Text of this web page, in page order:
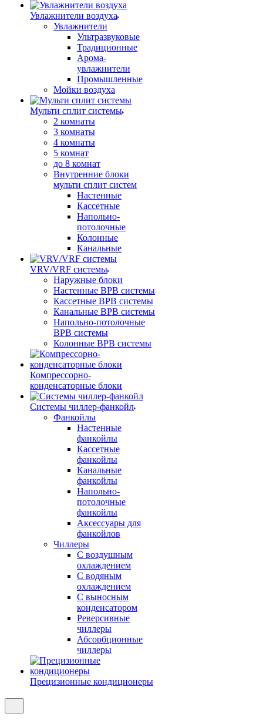
Увлажнители воздуха
Увлажнители
Ультразвуковые
Традиционные
Арома-
увлажнители
Промышленные
Мойки воздуха
Мульти сплит системы
2 комнаты
3 комнаты
4 комнаты
5 комнат
до 8 комнат
Внутренние блоки
мульти сплит систем
Настенные
Кассетные
Напольно-
потолочные
Колонные
Канальные
VRV/VRF системы
Наружные блоки
Настенные ВРВ системы
Кассетные ВРВ системы
Канальные ВРВ системы
Напольно-потолочные
ВРВ системы
Колонные ВРВ системы
Компрессорно-
конденсаторные блоки
Системы чиллер-фанкойл
Фанкойлы
Настенные
фанкойлы
Кассетные
фанкойлы
Канальные
фанкойлы
Напольно-
потолочные
фанкойлы
Аксессуары для
фанкойлов
Чиллеры
С воздушным
охлаждением
С водяным
охлаждением
С выносным
конденсатором
Реверсивные
чиллеры
Абсорбционные
чиллеры
Прецизионные кондиционеры